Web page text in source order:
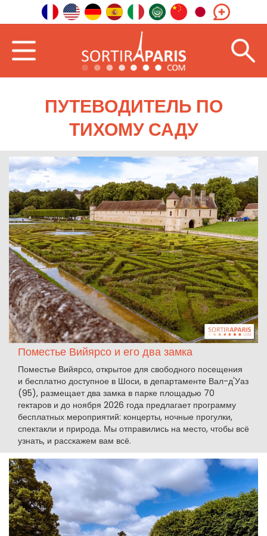
ПУТЕВОДИТЕЛЬ ПО
ТИХОМУ САДУ
Поместье Вийярсо и его два замка
Поместье Вийярсо, открытое для свободного посещения
и бесплатно доступное в Шоси, в департаменте Вал-д'Уаз
(95), размещает два замка в парке площадью 70
гектаров и до ноября 2026 года предлагает программу
бесплатных мероприятий: концерты, ночные прогулки,
спектакли и природа. Мы отправились на место, чтобы всё
узнать, и расскажем вам всё.